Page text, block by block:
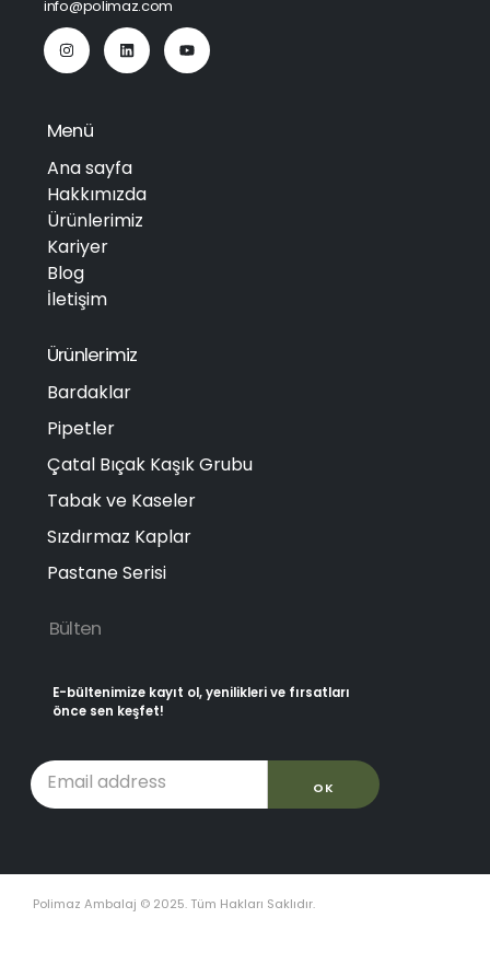
info@polimaz.com
Menü
Ana sayfa
Hakkımızda
Ürünlerimiz
Kariyer
Blog
İletişim
Ürünlerimiz
Bardaklar
Pipetler
Çatal Bıçak Kaşık Grubu
Tabak ve Kaseler
Sızdırmaz Kaplar
Pastane Serisi
Bülten
E-bültenimize kayıt ol, yenilikleri ve fırsatları
önce sen keşfet!
Polimaz Ambalaj © 2025. Tüm Hakları Saklıdır.